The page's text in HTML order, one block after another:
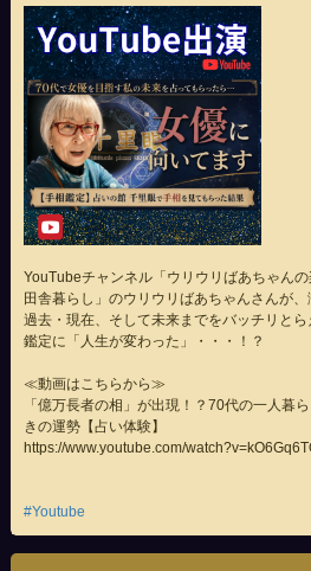
YouTubeチャンネル「ウリウリばあちゃん
田舎暮らし」のウリウリばあちゃんさんが、
過去・現在、そして未来までをバッチリとら
鑑定に「人生が変わった」・・・！？
≪動画はこちらから≫
「億万長者の相」が出現！？70代の一人暮
きの運勢【占い体験】
https://www.youtube.com/
#Youtube